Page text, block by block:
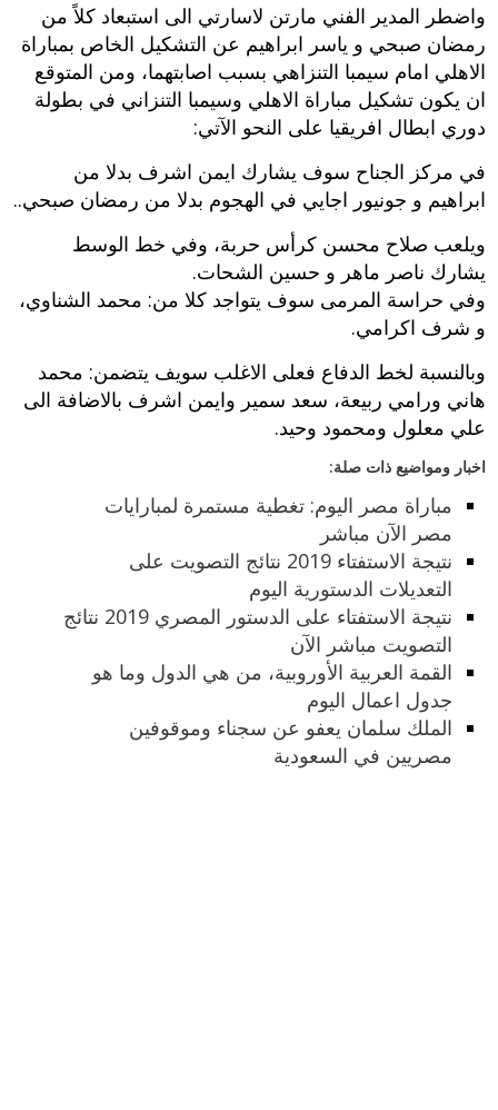
واضطر المدير الفني مارتن لاسارتي الى استبعاد كلاً من
رمضان صبحي و ياسر ابراهيم عن التشكيل الخاص بمباراة
الاهلي امام سيمبا التنزاهي بسبب اصابتهما، ومن المتوقع
ان يكون تشكيل مباراة الاهلي وسيمبا التنزاني في بطولة
دوري ابطال افريقيا على النحو الآتي:
في مركز الجناح سوف يشارك ايمن اشرف بدلا من
ابراهيم و جونيور اجايي في الهجوم بدلا من رمضان صبحي..
ويلعب صلاح محسن كرأس حربة، وفي خط الوسط
يشارك ناصر ماهر و حسين الشحات.
وفي حراسة المرمى سوف يتواجد كلا من: محمد الشناوي،
و شرف اكرامي.
وبالنسبة لخط الدفاع فعلى الاغلب سويف يتضمن: محمد
هاني ورامي ربيعة، سعد سمير وايمن اشرف بالاضافة الى
علي معلول ومحمود وحيد.
اخبار ومواضيع ذات صلة:
مباراة مصر اليوم: تغطية مستمرة لمبارايات
مصر الآن مباشر
نتيجة الاستفتاء 2019 نتائج التصويت على
التعديلات الدستورية اليوم
نتيجة الاستفتاء على الدستور المصري 2019 نتائج
التصويت مباشر الآن
القمة العربية الأوروبية، من هي الدول وما هو
جدول اعمال اليوم
الملك سلمان يعفو عن سجناء وموقوفين
مصريين في السعودية